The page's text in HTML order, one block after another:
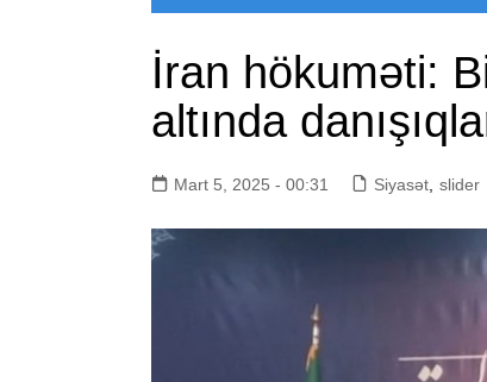
İran hökuməti:
altında
Mart 5, 2025 - 00:31 Siyasət slider